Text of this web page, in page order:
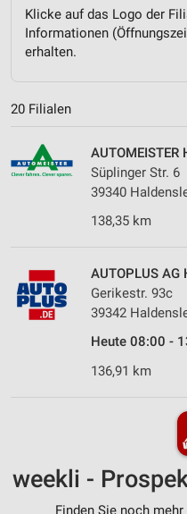
Klicke auf das Logo der
Informationen
erhalten.
20 Filialen
AUTOMEISTER
Süplinger Str. 6
39340
138,35 km
AUTOPLUS AG
Gerikestr. 93c
39342
Heute 08:00 -
136,91 km
weekli -
Finden Sie noch